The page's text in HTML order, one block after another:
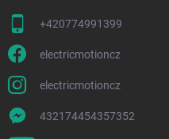
+420774991399
electricmotioncz
electricmotioncz
432174454357352